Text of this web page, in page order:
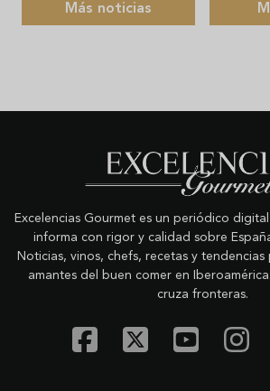
Más noticias
Excelencias Gourmet es un periódico
informa con rigor y calidad sobre
Noticias, vinos, chefs, recetas y
amantes del buen comer en
cruza fronteras.